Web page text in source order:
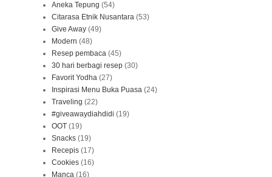
Aneka Tepung (54)
Citarasa Etnik Nusantara (53)
Give Away (49)
Modern (48)
Resep pembaca (45)
30 hari berbagi resep (30)
Favorit Yodha (27)
Inspirasi Menu Buka Puasa (24)
Traveling (22)
#giveawaydiahdidi (19)
OOT (19)
Snacks (19)
Recepis (17)
Cookies (16)
Manca (16)